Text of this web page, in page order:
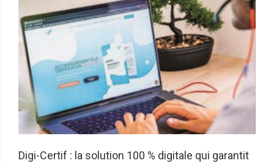
Digi-Certif : la solution 100 % digitale qui garantit